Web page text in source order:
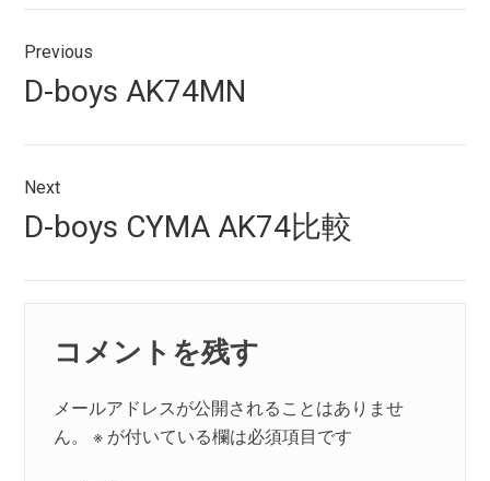
投
稿
ナ
ビ
ゲ
ー
シ
ョ
ン
Previous
Previous
post:
D-boys AK74MN
Next
Next
post:
D-boys CYMA AK74比較
コメントを残す
メールアドレスが公開されることはありませ
ん。
※ が付いている欄は必須項目です